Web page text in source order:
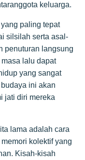
keluarga.
paling tepat
silsilah serta asal-
penuturan langsung
lalu dapat
yang sangat
ini akan
jati diri mereka
lama adalah cara
kolektif yang
Kisah-kisah